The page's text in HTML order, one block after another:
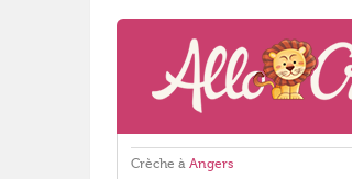
Crèche à Angers